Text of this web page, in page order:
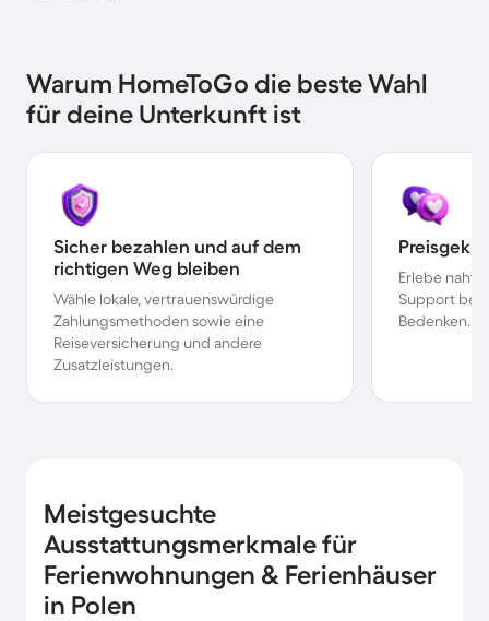
Warum HomeToGo die beste Wahl
für deine Unterkunft ist
Sicher bezahlen und auf dem
richtigen Weg bleiben
Wähle lokale, vertrauenswürdige
Zahlungsmethoden sowie eine
Reiseversicherung und andere
Zusatzleistungen.
Erlebe
Support bei
Bedenken.
Meistgesuchte
Ausstattungsmerkmale für
Ferienwohnungen & Ferienhäuser
in Polen